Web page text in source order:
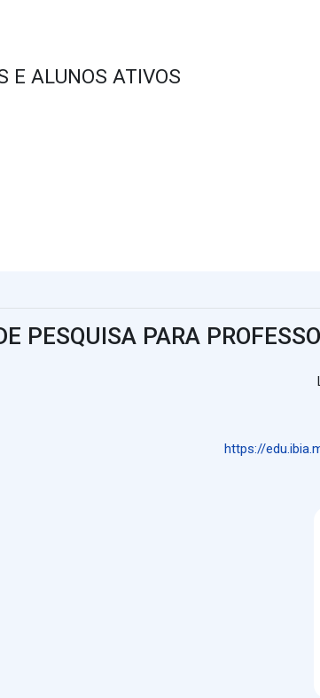
E ALUNOS ATIVOS
PESQUISA PARA
https://